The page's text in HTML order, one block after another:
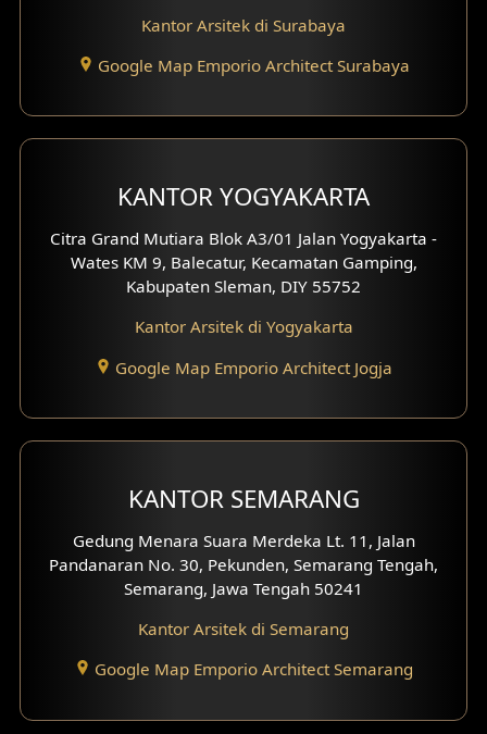
Fasad Villa
Desain Basement
Desain Carport
Desain Mezanin
Desain Rumah Moroccan
Desain Rumah Scandinavian
Desain Rumah Tradisional
Desain Toilet Tamu
Desain Kanopi
Desain Gazebo
Desain Pantry
Kantor Arsitek di Surabaya
Google Map Emporio Architect Surabaya
KANTOR YOGYAKARTA
Citra Grand Mutiara Blok A3/01 Jalan Yogyakarta -
Wates KM 9, Balecatur, Kecamatan Gamping,
Kabupaten Sleman, DIY 55752
Kantor Arsitek di Yogyakarta
Google Map Emporio Architect Jogja
KANTOR SEMARANG
Gedung Menara Suara Merdeka Lt. 11, Jalan
Pandanaran No. 30, Pekunden, Semarang Tengah,
Semarang, Jawa Tengah 50241
Kantor Arsitek di Semarang
Google Map Emporio Architect Semarang